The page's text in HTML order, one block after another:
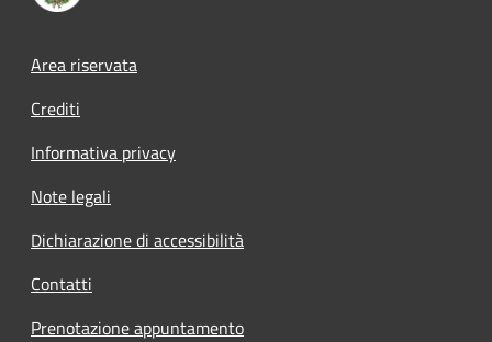
Footer menu
Area riservata
Crediti
Informativa privacy
Note legali
Dichiarazione di accessibilità
Contatti
Prenotazione appuntamento